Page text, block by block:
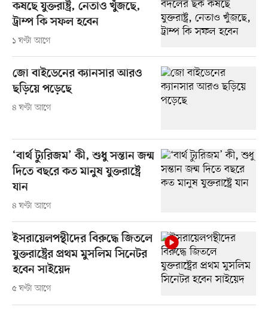
কষছে যুক্তরাষ্ট্র, নেতাও খুঁজছে,
ট্রাম্প কি সফল হবেন
১ ঘণ্টা আগে
জো বাইডেনের ক্যানসার আরও
ছড়িয়ে পড়েছে
৪ ঘণ্টা আগে
‘বার্থ ট্যুরিজম’ কী, শুধু সন্তান জন্ম
দিতে বছরে কত মানুষ যুক্তরাষ্ট্রে
যান
৪ ঘণ্টা আগে
ইসরায়েলপন্থীদের বিরুদ্ধে জিতলে
যুক্তরাষ্ট্রের প্রথম মুসলিম সিনেটর
হবেন সাইয়েদ
৫ ঘণ্টা আগে